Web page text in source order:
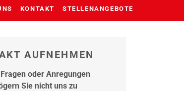
KONTAKT STELLENANGEBOTE
AUFNEHMEN
oder Anregungen
Sie nicht uns zu